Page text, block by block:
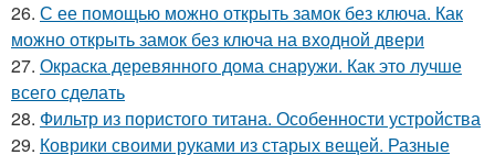
26. С ее помощью можно открыть замок без ключа. Как
можно открыть замок без ключа на входной двери
27. Окраска деревянного дома снаружи. Как это лучше
всего сделать
28. Фильтр из пористого титана. Особенности устройства
29. Коврики своими руками из старых вещей. Разные